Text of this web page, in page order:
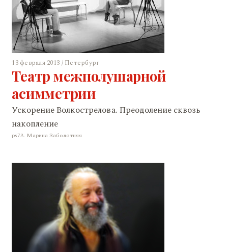
13 февраля 2013 / Петербург
Театр межполушарной
асимметрии
Ускорение Волкострелова. Преодоление сквозь
накопление
ps73. Марина Заболотняя